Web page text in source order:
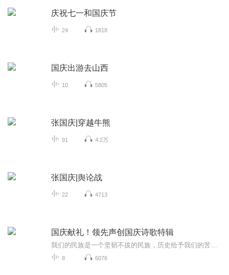
庆祝七一和国庆节
24 1818
国庆出游去山西
10 5805
张国庆|穿越牛熊
91 4.2万
张国庆|舆论战
22 4713
国庆献礼！领先声创国庆诗歌特辑
8 6076